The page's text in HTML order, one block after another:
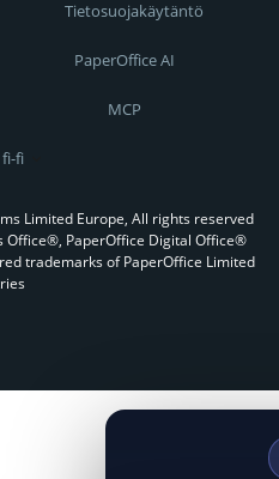
Tietosuojakäytäntö
PaperOffice AI
MCP
fi
Limited Europe, All rights reserved
Office®, PaperOffice Digital Office®
trademarks of PaperOffice Limited